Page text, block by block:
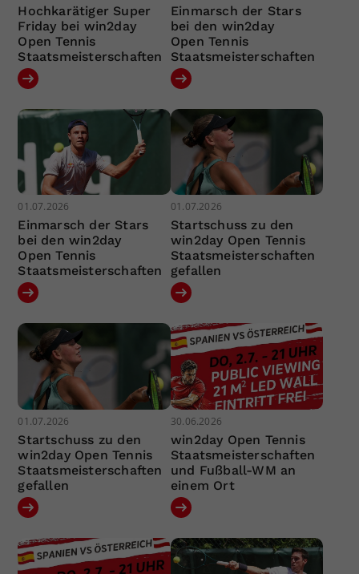
Hochkarätiger Super
Friday bei win2day
Open Tennis
Staatsmeisterschaften
Einmarsch der Stars
bei den win2day
Open Tennis
Staatsmeisterschaften
01.07.2026
Einmarsch der Stars
bei den win2day
Open Tennis
Staatsmeisterschaften
01.07.2026
Startschuss zu den
win2day Open Tennis
Staatsmeisterschaften
gefallen
01.07.2026
Startschuss zu den
win2day Open Tennis
Staatsmeisterschaften
gefallen
30.06.2026
win2day Open Tennis
Staatsmeisterschaften
und Fußball-WM an
einem Ort